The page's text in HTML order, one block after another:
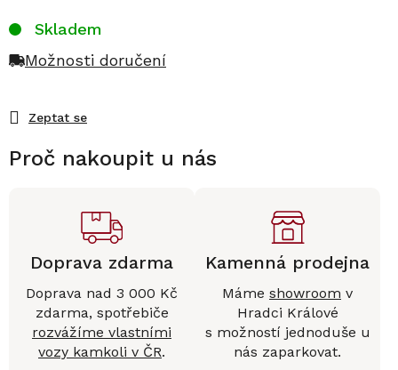
Zeptat se
Skladem
Možnosti doručení
Proč nakoupit u nás
Doprava zdarma
Doprava nad 3 000 Kč
zdarma, spotřebiče
rozvážíme vlastními
vozy kamkoli v ČR.
Kamenná prodejna
Máme showroom v
Hradci Králové
s možností jednoduše u
nás zaparkovat.